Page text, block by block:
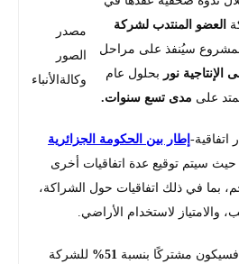
مصدر
الصور
وكالةالأنباء
العضو المنتدب لشركة
سيُنفذ على مراحل
الإنتاجية نور بحلول عام
مدى تسع سنوات.
إطار بين الحكومة الجزائرية
حيث سيتم توقيع عدة اتفاقيات أخرى
بما في ذلك اتفاقيات حول الشراكة،
والامتياز لاستخدام الأراضي.
فسيكون مشتركًا بنسبة 51%
للشركة